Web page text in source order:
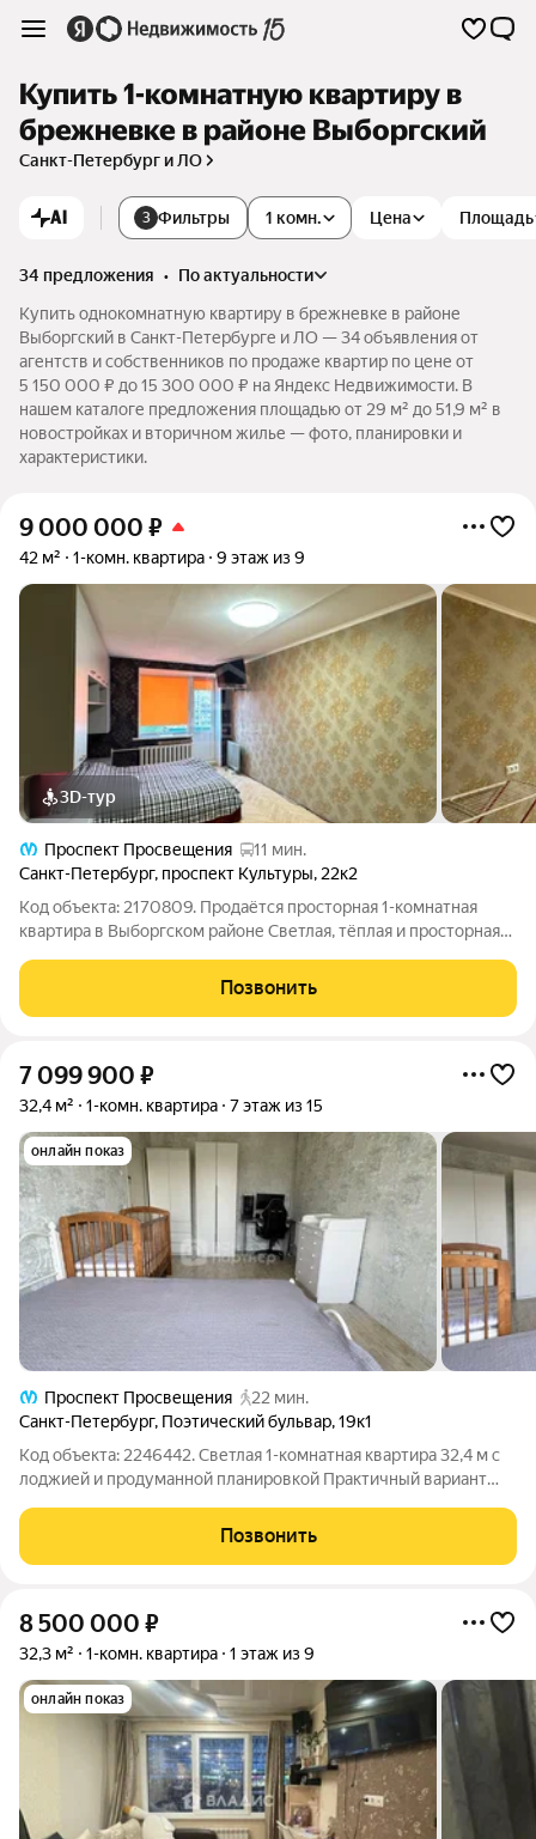
Купить 1-комнатную квартиру в
брежневке в районе Выборгский
Санкт-Петербург и ЛО
AI 3 Фильтры 1 комн. Цена Площадь
34 предложения •
по актуальности
Купить однокомнатную квартиру в брежневке в районе
Выборгский в Санкт-Петербурге и ЛО — 34 объявления от
агентств и собственников по продаже квартир по цене от
5 150 000 ₽ до 15 300 000 ₽ на Яндекс Недвижимости. В
нашем каталоге предложения площадью от 29 м² до 51,9 м² в
новостройках и вторичном жилье — фото, планировки и
характеристики.
9 000 000 ₽
42 м² 1-комн. квартира 9 этаж из 9
3D-тур
Проспект Просвещения
11 мин.
Санкт-Петербург, проспект Культуры, 22к2
Код объекта: 2170809. Продаётся просторная 1-комнатная
квартира в Выборгском районе Светлая, тёплая и просторная
полноценная двухкомнатная. Редкая и очень удобная
планировка, которую сегодня чаще
Позвонить
7 099 900 ₽
32,4 м² 1-комн. квартира 7 этаж из 15
онлайн показ
Проспект Просвещения
22 мин.
Санкт-Петербург, Поэтический бульвар,19к1
Код объекта: 2246442. Светлая 1-комнатная квартира 32,4 м с
лоджией и продуманной планировкой Практичный вариант
естественное освещение и тишину, без уличного шума. О
квартире: Просторная комната
Позвонить
8 500 000 ₽
32,3 м² 1-комн. квартира 1 этаж из 9
онлайн показ